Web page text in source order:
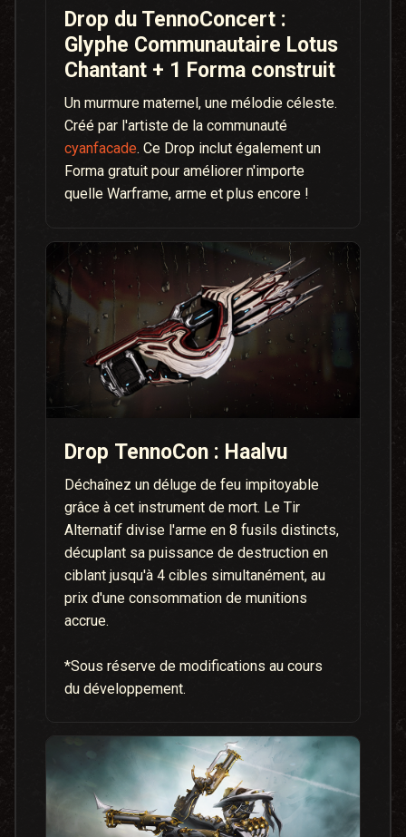
Drop du TennoConcert :
Glyphe Communautaire Lotus
Chantant + 1 Forma construit
Un murmure maternel, une mélodie céleste.
Créé par l'artiste de la communauté
cyanfacade. Ce Drop inclut également un
Forma gratuit pour améliorer n'importe
quelle Warframe, arme et plus encore !
Drop TennoCon : Haalvu
Déchaînez un déluge de feu impitoyable
grâce à cet instrument de mort. Le Tir
Alternatif divise l'arme en 8 fusils distincts,
décuplant sa puissance de destruction en
ciblant jusqu'à 4 cibles simultanément, au
prix d'une consommation de munitions
accrue.
*Sous réserve de modifications au cours
du développement.